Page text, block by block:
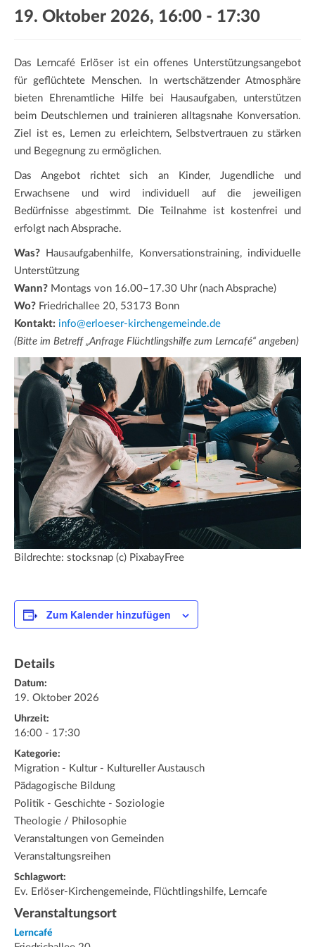
n
19. Oktober 2026, 16:00 - 17:30
Das Lerncafé Erlöser ist ein offenes Unterstützungsangebot
für geflüchtete Menschen. In wertschätzender Atmosphäre
bieten Ehrenamtliche Hilfe bei Hausaufgaben, unterstützen
beim Deutschlernen und trainieren alltagsnahe Konversation.
Ziel ist es, Lernen zu erleichtern, Selbstvertrauen zu stärken
und Begegnung zu ermöglichen.
Das Angebot richtet sich an Kinder, Jugendliche und
Erwachsene und wird individuell auf die jeweiligen
Bedürfnisse abgestimmt. Die Teilnahme ist kostenfrei und
erfolgt nach Absprache.
Was? Hausaufgabenhilfe, Konversationstraining, individuelle
Unterstützung
Wann? Montags von 16.00–17.30 Uhr (nach Absprache)
Wo? Friedrichallee 20, 53173 Bonn
Kontakt: info@erloeser-kirchengemeinde.de
(Bitte im Betreff „Anfrage Flüchtlingshilfe zum Lerncafé“ angeben)
Bildrechte: stocksnap (c) PixabayFree
Zum Kalender hinzufügen
Details
Datum:
19. Oktober 2026
Uhrzeit:
16:00 - 17:30
Kategorie:
Migration - Kultur - Kultureller Austausch
Pädagogische Bildung
Politik - Geschichte - Soziologie
Theologie / Philosophie
Veranstaltungen von Gemeinden
Veranstaltungsreihen
Schlagwort:
Ev. Erlöser-Kirchengemeinde, Flüchtlingshilfe, Lerncafe
Veranstaltungsort
Lerncafé